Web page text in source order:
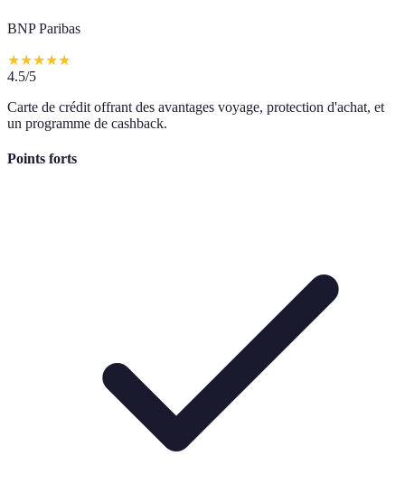
BNP Paribas
★★★★★
4.5/5
Carte de crédit offrant des avantages voyage, protection d'achat, et
un programme de cashback.
Points forts